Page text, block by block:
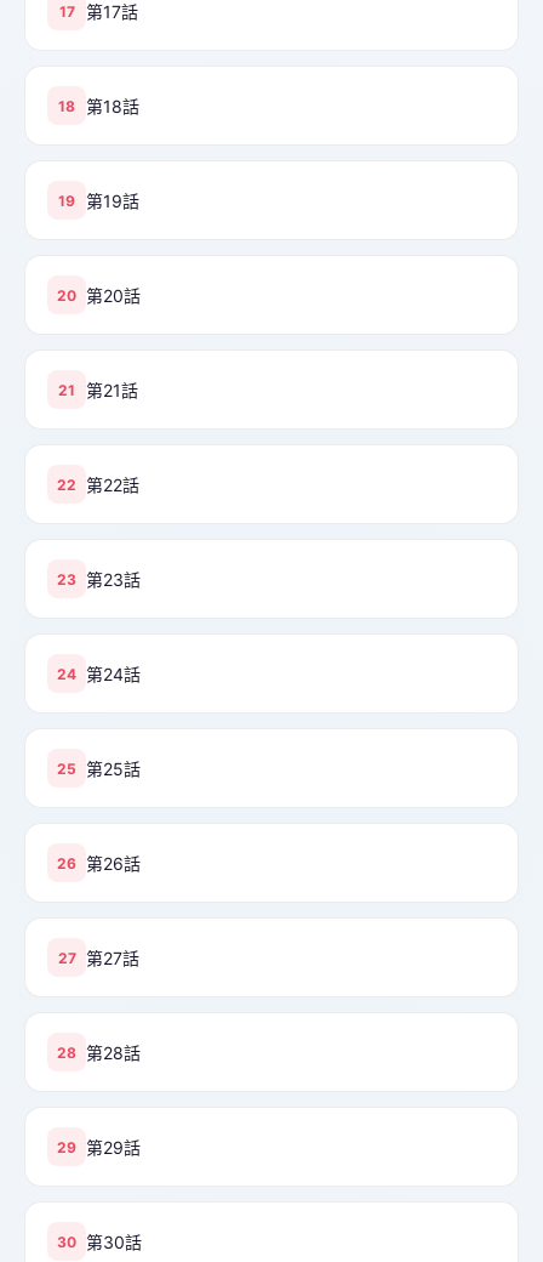
17 第17話
18 第18話
19 第19話
20 第20話
21 第21話
22 第22話
23 第23話
24 第24話
25 第25話
26 第26話
27 第27話
28 第28話
29 第29話
30 第30話